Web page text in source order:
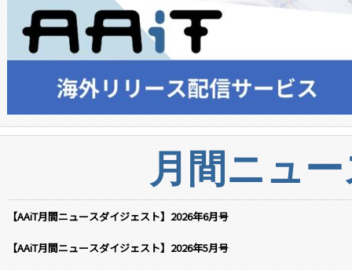
月間ニュ
【AAiT月間ニュースダイジェスト】2026年6月号
【AAiT月間ニュースダイジェスト】2026年5月号